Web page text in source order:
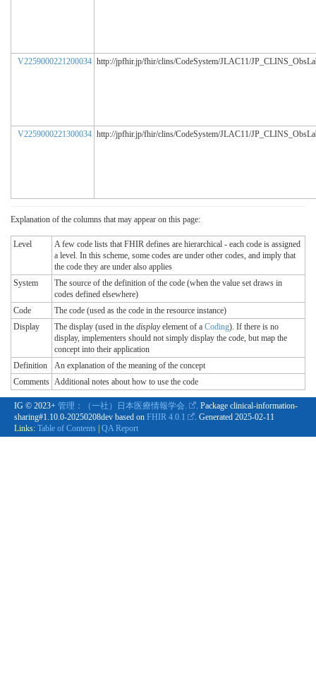
V2259000221200034 http://jpfhir.jp/fhir/clins/CodeSystem/JLAC11/
V2259000221300034 http://jpfhir.jp/fhir/clins/CodeSystem/JLAC11/
Explanation of the columns that may appear on this page:
Level
A few code lists that FHIR defines are hierarchical - each code is assigned
a level. In this scheme, some codes are under other codes, and imply that
the code they are under also applies
System
The source of the definition of the code (when the value set draws in
codes defined elsewhere)
Code
The code (used as the code in the resource instance)
Display
The display (used in the displayelement of a Coding). If there is no
display, implementers should not simply display the code, but map the
concept into their application
Definition
An explanation of the meaning of the concept
Comments Additional notes about how to use the code
IG © 2023+ 管理：（一社）日本医療情報学会.
. Package clinical-information-
sharing#1.10.0-20250208dev based on FHIR 4.0.1 . Generated 2025-02-11
Links: Table of Contents QA Report